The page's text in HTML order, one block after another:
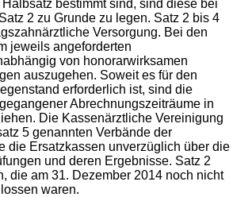
bestimmt sind, sind diese bei
2 zu Grunde zu legen. Satz 2 bis 4
Versorgung. Bei den
jeweils angeforderten
von honorarwirksamen
auszugehen. Soweit es für den
erforderlich ist, sind die
Abrechnungszeiträume in
Die Kassenärztliche Vereinigung
5 genannten Verbände der
die Ersatzkassen unverzüglich über die
und deren Ergebnisse. Satz 2
die am 31. Dezember 2014 noch nicht
waren.